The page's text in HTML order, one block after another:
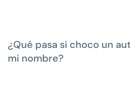
¿Qué pasa si choco un
mi nombre?